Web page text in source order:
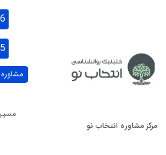
مرکز مشاوره انتخاب نو